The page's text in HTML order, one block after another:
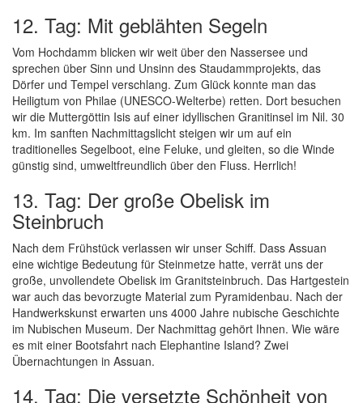
12. Tag: Mit geblähten Segeln
Vom Hochdamm blicken wir weit über den Nassersee und
sprechen über Sinn und Unsinn des Staudammprojekts, das
Dörfer und Tempel verschlang. Zum Glück konnte man das
Heiligtum von Philae (UNESCO-Welterbe) retten. Dort besuchen
wir die Muttergöttin Isis auf einer idyllischen Granitinsel im Nil. 30
km. Im sanften Nachmittagslicht steigen wir um auf ein
traditionelles Segelboot, eine Feluke, und gleiten, so die Winde
günstig sind, umweltfreundlich über den Fluss. Herrlich!
13. Tag: Der große Obelisk im
Steinbruch
Nach dem Frühstück verlassen wir unser Schiff. Dass Assuan
eine wichtige Bedeutung für Steinmetze hatte, verrät uns der
große, unvollendete Obelisk im Granitsteinbruch. Das Hartgestein
war auch das bevorzugte Material zum Pyramidenbau. Nach der
Handwerkskunst erwarten uns 4000 Jahre nubische Geschichte
im Nubischen Museum. Der Nachmittag gehört Ihnen. Wie wäre
es mit einer Bootsfahrt nach Elephantine Island? Zwei
Übernachtungen in Assuan.
14. Tag: Die versetzte Schönheit von